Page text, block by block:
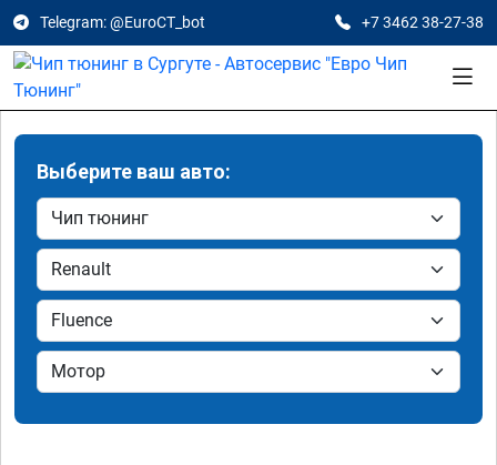
Telegram: @EuroCT_bot +7 3462 38-27-38
Выберите ваш авто: